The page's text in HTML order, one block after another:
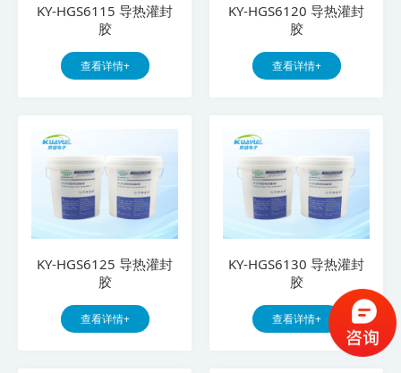
KY-HGS6115 导热灌封
胶
查看详情+
KY-HGS6120 导热灌封
胶
查看详情+
KY-HGS6125 导热灌封
胶
查看详情+
KY-HGS6130 导热灌封
胶
查看详情+